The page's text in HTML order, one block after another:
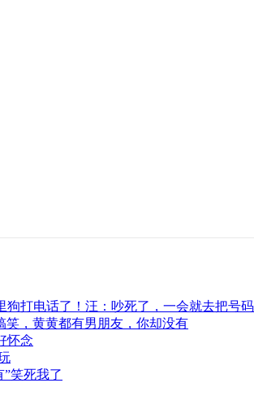
打电话了！汪：吵死了，一会就去把号
笑，黄黄都有男朋友，你却没有
怀念
笑死我了